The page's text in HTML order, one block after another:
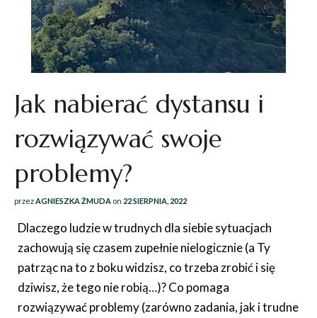
Jak nabierać dystansu i
rozwiązywać swoje
problemy?
przezAGNIESZKA ŻMUDA on 22 SIERPNIA, 2022
Dlaczego ludzie w trudnych dla siebie sytuacjach
zachowują się czasem zupełnie nielogicznie (a Ty
patrząc na to z boku widzisz, co trzeba zrobić i się
dziwisz, że tego nie robią…)? Co pomaga
rozwiązywać problemy (zarówno zadania, jak i trudne